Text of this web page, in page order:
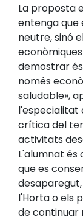
La proposta
entenga que
neutre, sinó
demostrar
només
saludable»,
l'especialitat
crítica del
activitats
L'alumnat és
que es
l'Horta o els
de continuar